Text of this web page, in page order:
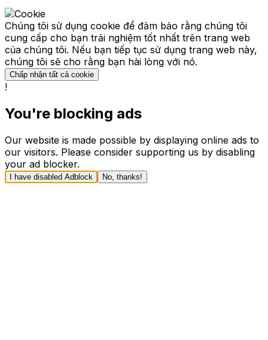
Chúng tôi sử dụng cookie để đảm bảo rằng chúng tôi
cung cấp cho bạn trải nghiệm tốt nhất trên trang web
của chúng tôi. Nếu bạn tiếp tục sử dụng trang web này,
chúng tôi sẽ cho rằng bạn hài lòng với nó.
Chấp nhận tất cả cookie
!
You're blocking ads
Our website is made possible by displaying online ads to
our visitors. Please consider supporting us by disabling
your ad blocker.
I have disabled Adblock No, thanks!